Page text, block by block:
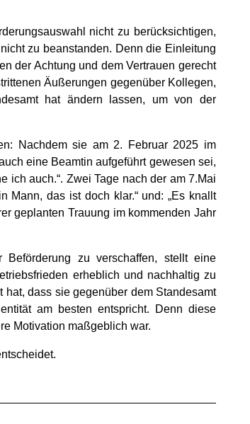
nicht zu berücksichtigen,
zu beanstanden. Denn die Einleitung
der Achtung und dem Vertrauen gerecht
Äußerungen gegenüber Kollegen,
hat ändern lassen, um von der
Nachdem sie am 2. Februar 2025 im
eine Beamtin aufgeführt gewesen sei,
ich auch.“. Zwei Tage nach der am 7.Mai
Mann, das ist doch klar.“ und: „Es knallt
geplanten Trauung im kommenden Jahr
zu verschaffen, stellt eine
erheblich und nachhaltig zu
dass sie gegenüber dem Standesamt
am besten entspricht. Denn diese
Motivation maßgeblich war.